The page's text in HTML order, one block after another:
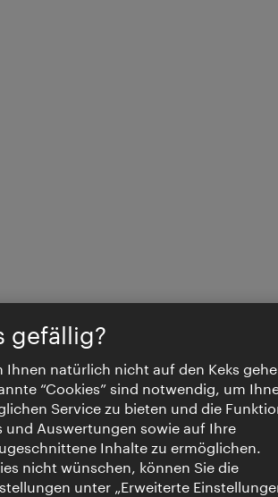
gefällig?
Ihnen natürlich nicht auf den Keks
“Cookies” sind notwendig, um
Service zu bieten und die
und Auswertungen sowie auf Ihre
Inhalte zu ermöglichen.
nicht wünschen, können Sie die
unter „Erweiterte